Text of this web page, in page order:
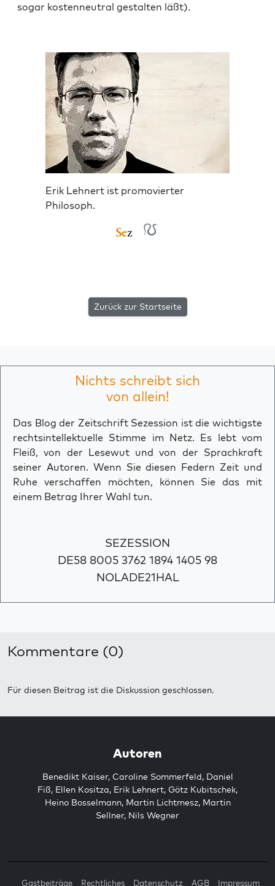
sogar kos­ten­neu­tral gestal­ten läßt).
Erik Lehnert ist promovierter
Philosoph.
Zurück zur Startseite
Nichts schreibt sich
von allein!
Das Blog der Zeitschrift Sezession ist die wichtigste
rechtsintellektuelle Stimme im Netz. Es lebt vom
Fleiß, von der Lesewut und von der Sprachkraft
seiner Autoren. Wenn Sie diesen Federn Zeit und
Ruhe verschaffen möchten, können Sie das mit
einem Betrag Ihrer Wahl tun.
SEZESSION
DE58 8005 3762 1894 1405 98
NOLADE21HAL
Kommentare (0)
Für diesen Beitrag ist die Diskussion geschlossen.
Autoren
Benedikt Kaiser, Caroline Sommerfeld, Daniel
Fiß, Ellen Kositza, Erik Lehnert, Götz Kubitschek,
Heino Bosselmann, Martin Lichtmesz, Martin
Sellner, Nils Wegner
Gastbeiträge Rechtliches Datenschutz AGB Impressum